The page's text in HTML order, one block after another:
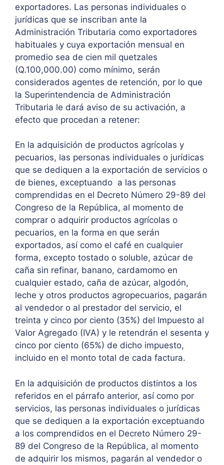
exportadores. Las personas individuales o
jurídicas que se inscriban ante la
Administración Tributaria como exportadores
habituales y cuya exportación mensual en
promedio sea de cien mil quetzales
(Q.100,000.00) como mínimo, serán
considerados agentes de retención, por lo que
la Superintendencia de Administración
Tributaria le dará aviso de su activación, a
efecto que procedan a retener:
En la adquisición de productos agrícolas y
pecuarios, las personas individuales o jurídicas
que se dediquen a la exportación de servicios o
de bienes, exceptuando a las personas
comprendidas en el Decreto Número 29-89 del
Congreso de la República, al momento de
comprar o adquirir productos agrícolas o
pecuarios, en la forma en que serán
exportados, así como el café en cualquier
forma, excepto tostado o soluble, azúcar de
caña sin refinar, banano, cardamomo en
cualquier estado, caña de azúcar, algodón,
leche y otros productos agropecuarios, pagarán
al vendedor o al prestador del servicio, el
treinta y cinco por ciento (35%) del Impuesto al
Valor Agregado (IVA) y le retendrán el sesenta y
cinco por ciento (65%) de dicho impuesto,
incluido en el monto total de cada factura.
En la adquisición de productos distintos a los
referidos en el párrafo anterior, así como por
servicios, las personas individuales o jurídicas
que se dediquen a la exportación exceptuando
a los comprendidos en el Decreto Número 29-
89 del Congreso de la República, al momento
de adquirir los mismos, pagarán al vendedor o